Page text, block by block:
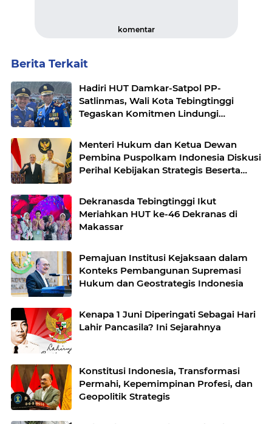
komentar
Berita Terkait
Hadiri HUT Damkar-Satpol PP-
Satlinmas, Wali Kota Tebingtinggi
Tegaskan Komitmen Lindungi
Menteri Hukum dan Ketua Dewan
Pembina Puspolkam Indonesia Diskusi
Perihal Kebijakan Strategis Beserta
dalam Pembangunan Negara Hukum
dan Kelembagaan Kementerian
Hukum
Dekranasda Tebingtinggi Ikut
Meriahkan HUT ke-46 Dekranas di
Makassar
Pemajuan Institusi Kejaksaan dalam
Konteks Pembangunan Supremasi
Hukum dan Geostrategis Indonesia
Kenapa 1 Juni Diperingati Sebagai Hari
Lahir Pancasila? Ini Sejarahnya
Konstitusi Indonesia, Transformasi
Permahi, Kepemimpinan Profesi, dan
Geopolitik Strategis